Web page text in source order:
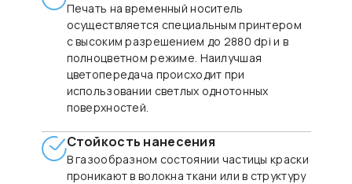
Печать на временный носитель
осуществляется специальным принтером
с высоким разрешением до 2880 dpi и в
полноцветном режиме. Наилучшая
цветопередача происходит при
использовании светлых однотонных
поверхностей.
Стойкость нанесения
В газообразном состоянии частицы краски
проникают в волокна ткани или в структуру